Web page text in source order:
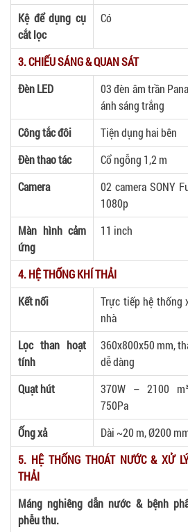
Kệ để dụng cụ
cắt lọc
Có
3. CHIẾU SÁNG & QUAN SÁT
Đèn LED
03 đèn âm trần
ánh sáng trắng
Công tắc đôi
Tiện dụng hai bên
Đèn thao tác
Cổ ngỗng 1,2 m
Camera
02 camera SONY
1080p
Màn hình cảm
ứng
11 inch
4. HỆ THỐNG KHÍ THẢI
Kết nối
Trực tiếp hệ thống
nhà
Lọc than hoạt
tính
360x800x50 mm,
dễ dàng
Quạt hút
370W – 2100
750Pa
Ống xả
Dài ~20 m, Ø200
5. HỆ THỐNG THOÁT NƯỚC & XỬ
THẢI
Máng nghiêng dẫn nước & bệnh
phễu thu.